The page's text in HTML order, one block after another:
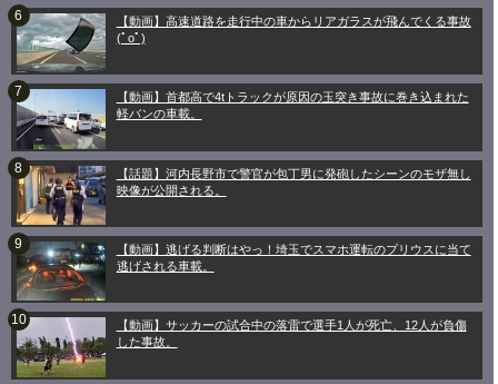
【動画】高速道路を走行中の車からリアガラスが飛んでくる事故
(ﾟoﾟ)
【動画】首都高で4tトラックが原因の玉突き事故に巻き込まれた
軽バンの車載。
【話題】河内長野市で警官が包丁男に発砲したシーンのモザ無し
映像が公開される。
【動画】逃げる判断はやっ！埼玉でスマホ運転のプリウスに当て
逃げされる車載。
【動画】サッカーの試合中の落雷で選手1人が死亡、12人が負傷
した事故。